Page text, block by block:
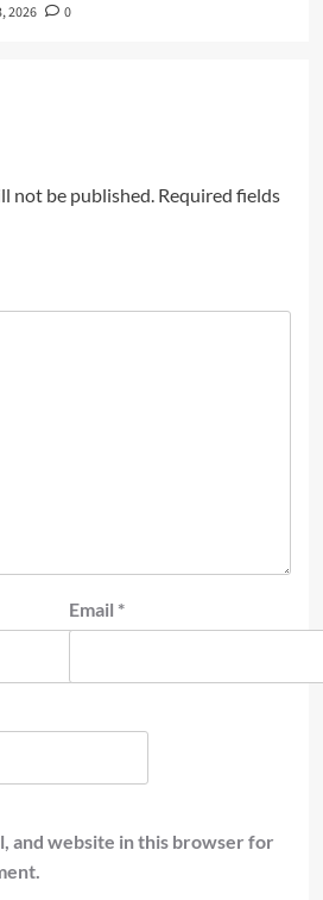
2026 0
not be published. Required fields
Email *
and website in this browser for